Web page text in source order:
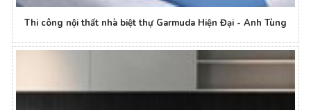
Thi công nội thất nhà biệt thự Garmuda Hiện Đại - Anh Tùng